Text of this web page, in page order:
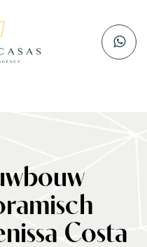
Costa